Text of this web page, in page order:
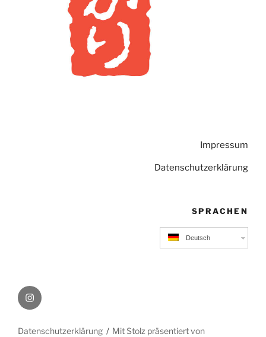
Impressum
Datenschutzerklärung
SPRACHEN
Deutsch
Instagram
Datenschutzerklärung Mit Stolz präsentiert von